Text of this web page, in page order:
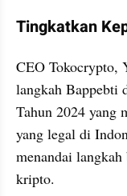
Tingkatkan
CEO Tokocrypto,
langkah Bappebti
Tahun 2024 yang
yang legal di
menandai
kripto.